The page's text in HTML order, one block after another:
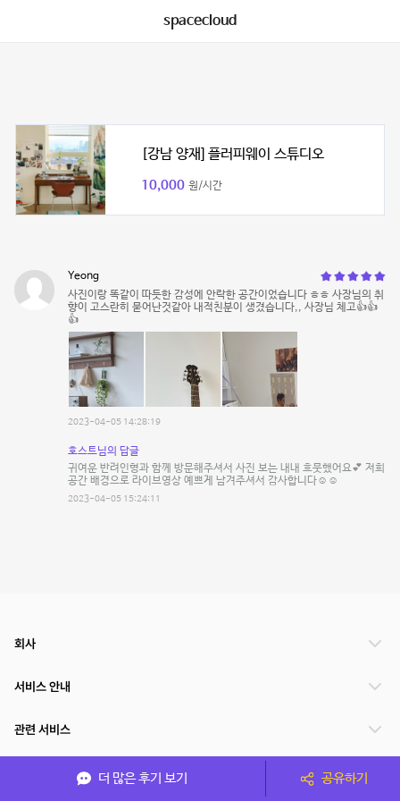
spacecloud
[강남 양재] 플러피웨이 스튜디오
10,000 원/시간
Yeong
사진이랑 똑같이 따듯한 감성에 안락한 공간이었습니다 ㅎㅎ 사장님의 취
향이 고스란히 묻어난것같아 내적친분이 생겼습니다,, 사장님 체고👍👍
👍
2023-04-05 14:28:19
호스트님의 답글
귀여운 반려인형과 함께 방문해주셔서 사진 보는 내내 흐뭇했어요💕 저희
공간 배경으로 라이브영상 예쁘게 남겨주셔서 감사합니다☺️☺️
2023-04-05 15:24:11
더 많은 후기 보기 공유하기
회사
서비스 안내
관련 서비스